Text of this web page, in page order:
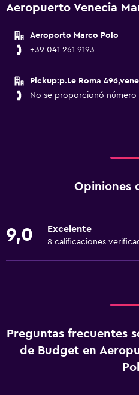
Aeropuerto Venecia
Aeroporto Marco Polo
+39 041 261 9193
Pickup:p.Le Roma
No se proporcionó número
Opiniones
9,0 Excelente
8 calificaciones
Preguntas frecuentes
de Budget en